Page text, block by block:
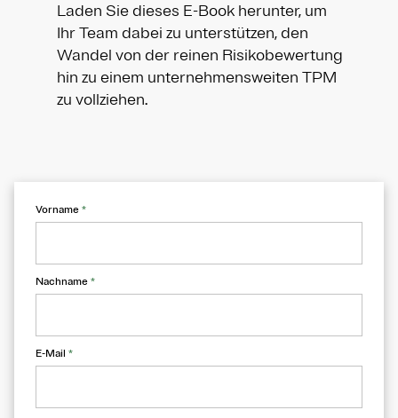
Laden Sie dieses E-Book herunter, um
Ihr Team dabei zu unterstützen, den
Wandel von der reinen Risikobewertung
hin zu einem unternehmensweiten TPM
zu vollziehen.
Vorname *
Nachname *
E-Mail *